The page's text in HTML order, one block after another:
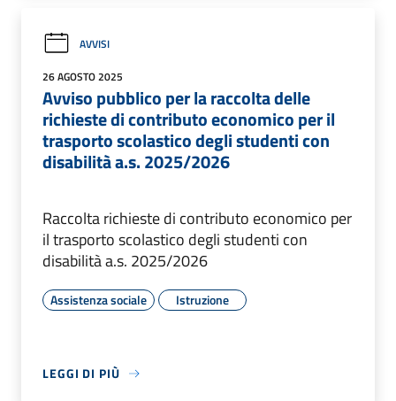
AVVISI
26 AGOSTO 2025
Avviso pubblico per la raccolta delle
richieste di contributo economico per il
trasporto scolastico degli studenti con
disabilità a.s. 2025/2026
Raccolta richieste di contributo economico per
il trasporto scolastico degli studenti con
disabilità a.s. 2025/2026
Assistenza sociale Istruzione
LEGGI DI PIÙ